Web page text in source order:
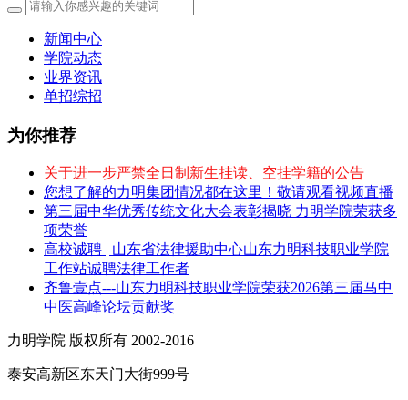
新闻中心
学院动态
业界资讯
单招综招
为你推荐
关于进一步严禁全日制新生挂读、空挂学籍的公告
您想了解的力明集团情况都在这里！敬请观看视频直播
第三届中华优秀传统文化大会表彰揭晓 力明学院荣获多
项荣誉
高校诚聘 | 山东省法律援助中心山东力明科技职业学院
工作站诚聘法律工作者
齐鲁壹点---山东力明科技职业学院荣获2026第三届马中
中医高峰论坛贡献奖
力明学院 版权所有 2002-2016
泰安高新区东天门大街999号